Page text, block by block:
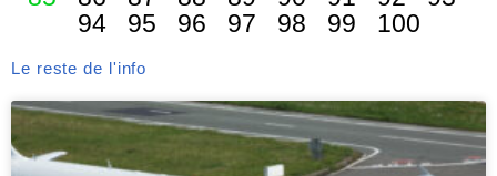
94
95 96 97 98 99 100
Le reste de l'info